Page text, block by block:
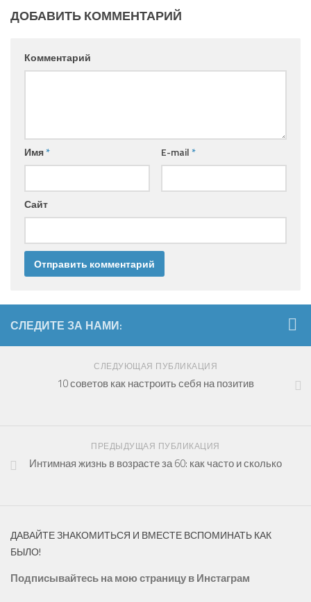
ДОБАВИТЬ КОММЕНТАРИЙ
Комментарий
Имя* E-mail *
Сайт
СЛЕДИТЕ ЗА НАМИ:
СЛЕДУЮЩАЯ ПУБЛИКАЦИЯ
10 советов как настроить себя на позитив
ПРЕДЫДУЩАЯ ПУБЛИКАЦИЯ
Интимная жизнь в возрасте за 60: как часто и сколько
ДАВАЙТЕ ЗНАКОМИТЬСЯ И ВМЕСТЕ ВСПОМИНАТЬ КАК
БЫЛО!
Подписывайтесь на мою страницу вИнстаграм